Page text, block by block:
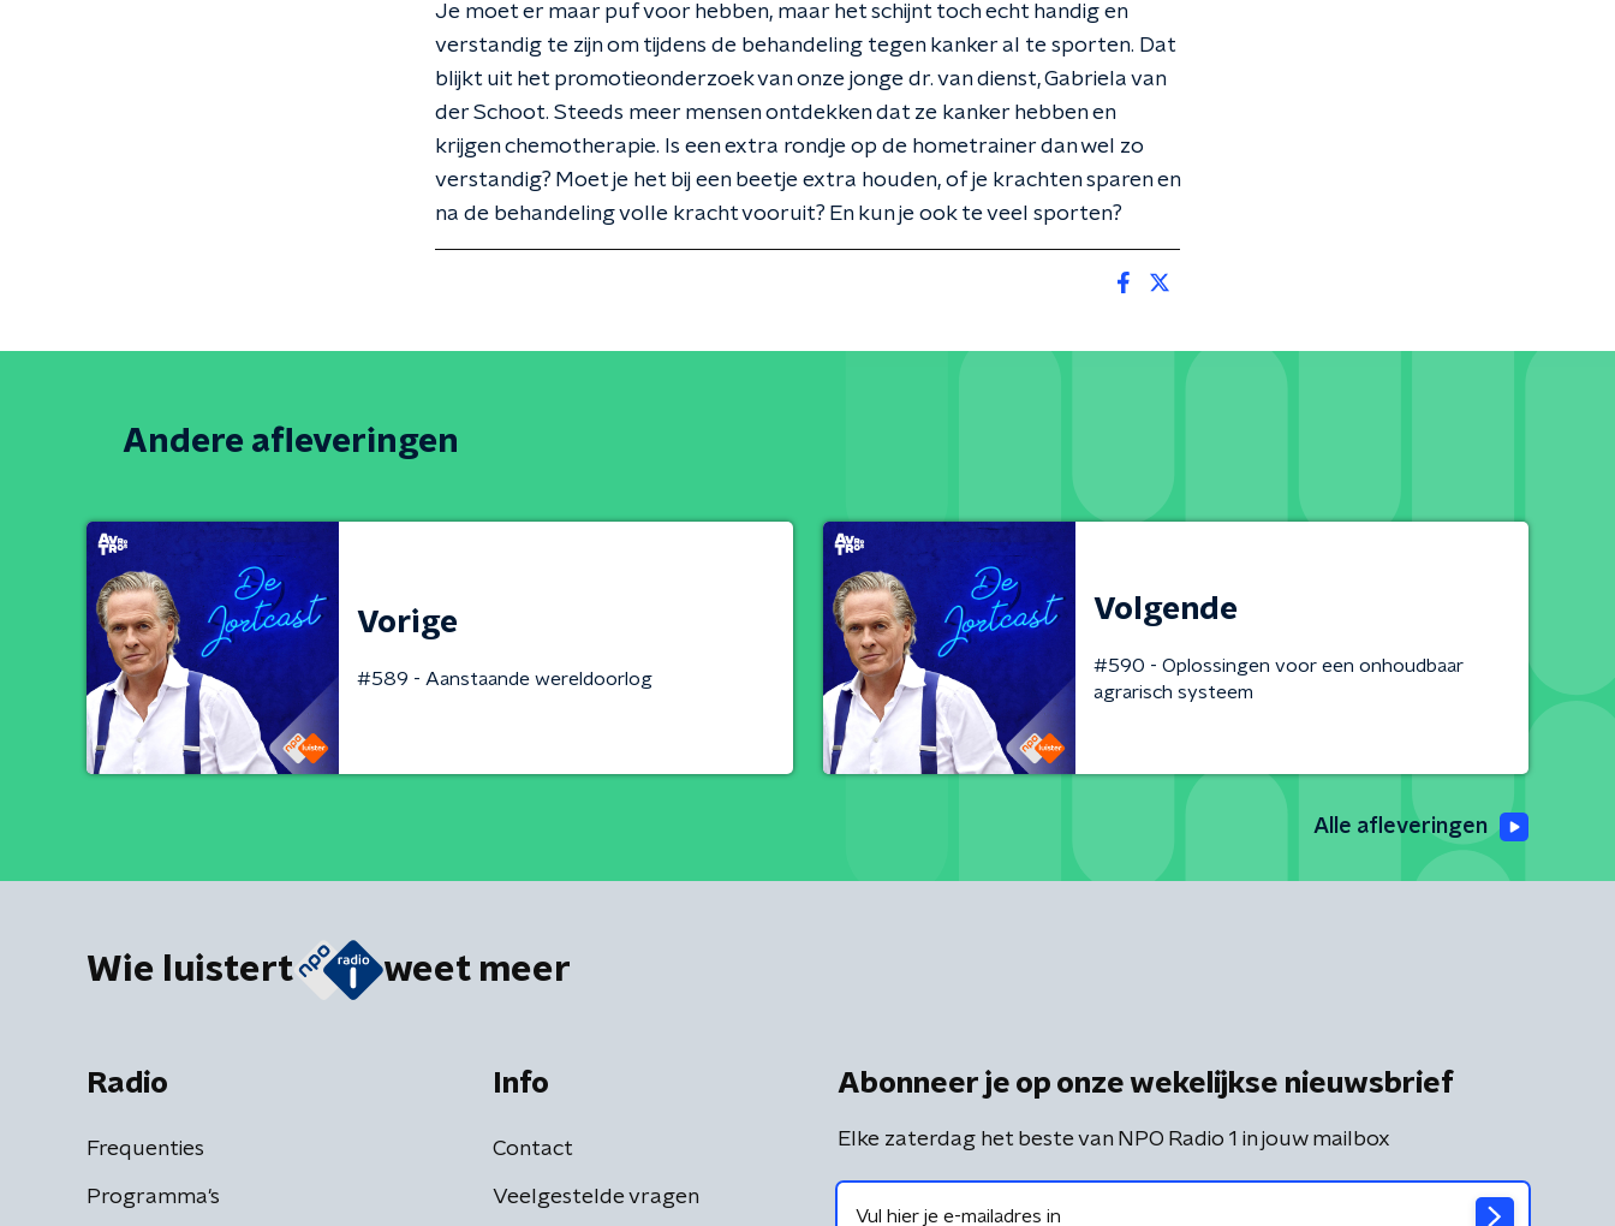
Je moet er maar puf voor hebben, maar het schijnt toch echt handig en
verstandig te zijn om tijdens de behandeling tegen kanker al te sporten. Dat
blijkt uit het promotieonderzoek van onze jonge dr. van dienst, Gabriela van
der Schoot. Steeds meer mensen ontdekken dat ze kanker hebben en
krijgen chemotherapie. Is een extra rondje op de hometrainer dan wel zo
verstandig? Moet je het bij een beetje extra houden, of je krachten sparen en
na de behandeling volle kracht vooruit? En kun je ook te veel sporten?
Andere afleveringen
Vorige
#589 - Aanstaande wereldoorlog
Volgende
#590 - Oplossingen voor een onhoudbaar
agrarisch systeem
Alle afleveringen
Wie luistert weet meer
Radio
Frequenties
Programma's
Info
Contact
Veelgestelde vragen
Abonneer je op onze wekelijkse nieuwsbrief
Elke zaterdag het beste van NPO Radio 1 in jouw mailbox